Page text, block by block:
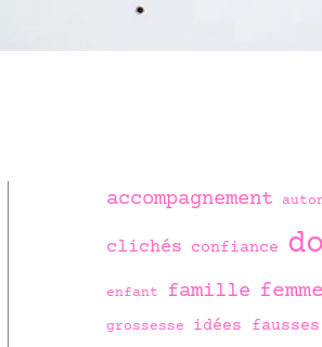
accompagnement
clichés confiance
enfant famille
grossesse idées fausses